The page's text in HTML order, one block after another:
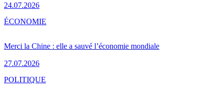
24.07.2026
Merci la Chine : elle a sauvé l’économie mondiale
27.07.2026
ÉCONOMIE
POLITIQUE